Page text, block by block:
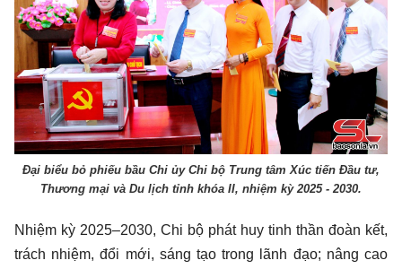
Đại biểu bỏ phiếu bầu Chi ủy Chi bộ Trung tâm Xúc tiến Đầu tư,
Thương mại và Du lịch tỉnh khóa II, nhiệm kỳ 2025 - 2030.
Nhiệm kỳ 2025–2030, Chi bộ phát huy tinh thần đoàn kết,
trách nhiệm, đổi mới, sáng tạo trong lãnh đạo; nâng cao